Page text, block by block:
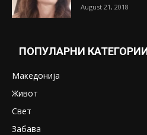
August 21, 2018
ПОПУЛАРНИ
Македонија
Живот
Свет
Забава